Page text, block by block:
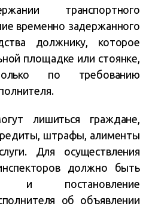
транспортного
временно задержанного
должнику, которое
площадке или стоянке,
по требованию
лишиться граждане,
штрафы, алименты
Для осуществления
должно быть
и постановление
об объявлении